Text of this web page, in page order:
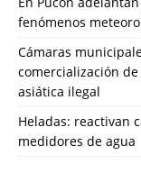
fenómenos
Cámaras
comercialización
asiática ilegal
Heladas: reactivan
medidores de agua